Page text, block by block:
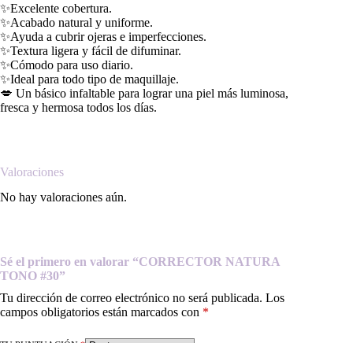
✨Excelente cobertura.
✨Acabado natural y uniforme.
✨Ayuda a cubrir ojeras e imperfecciones.
✨Textura ligera y fácil de difuminar.
✨Cómodo para uso diario.
✨Ideal para todo tipo de maquillaje.
💋 Un básico infaltable para lograr una piel más luminosa,
fresca y hermosa todos los días.
Valoraciones
No hay valoraciones aún.
Sé el primero en valorar “CORRECTOR NATURA
TONO #30”
Tu dirección de correo electrónico no será publicada. Los
campos obligatorios están marcados con *